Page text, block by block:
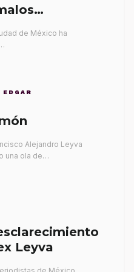
de México ha
Alejandro Leyva
una ola de…
Leyva